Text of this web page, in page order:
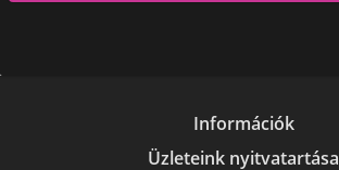
Információk
Üzleteink nyitvatartása